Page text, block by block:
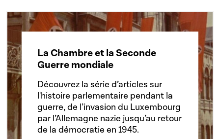
La Chambre et la Seconde
Guerre mondiale
Découvrez la série d’articles sur
l'histoire parlementaire pendant la
guerre, de l’invasion du Luxembourg
par l’Allemagne nazie jusqu’au retour
de la démocratie en 1945.